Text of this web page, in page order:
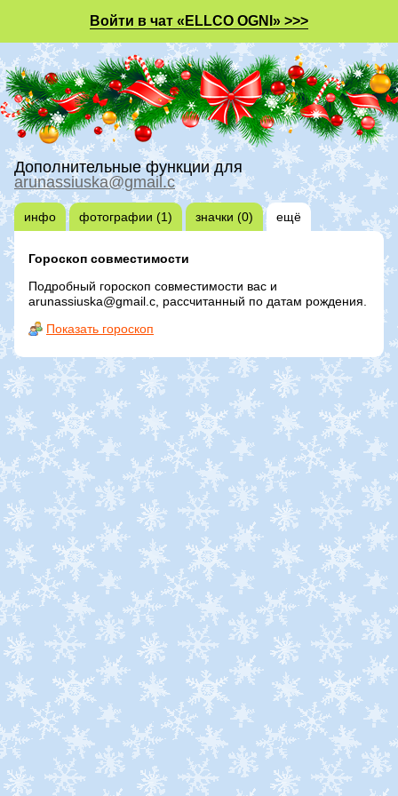
Войти в чат «ELLCO OGNI» >>>
Дополнительные функции для
arunassiuska@gmail.c
инфо фотографии (1) значки (0) ещё
Гороскоп совместимости
Подробный гороскоп совместимости вас и
arunassiuska@gmail.c, рассчитанный по датам рождения.
Показать гороскоп